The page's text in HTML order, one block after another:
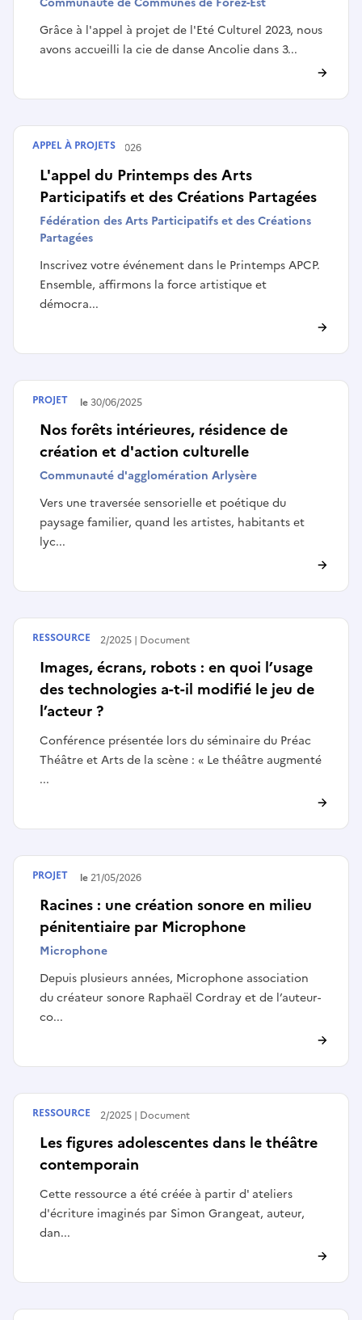
Grâce à l'appel à projet de l'Eté Culturel 2023, nous
avons accueilli la cie de danse Ancolie dans 3...
L'appel du Printemps des Arts
Participatifs et des Créations Partagées
Fédération des Arts Participatifs et des Créations
Partagées
Inscrivez votre événement dans le Printemps APCP.
Ensemble, affirmons la force artistique et
démocra...
Terminé le10/04/2026
APPEL À PROJETS
Nos forêts intérieures, résidence de
création et d'action culturelle
Communauté d'agglomération Arlysère
Vers une traversée sensorielle et poétique du
paysage familier, quand les artistes, habitants et
lyc...
Terminé le30/06/2025
PROJET
Images, écrans, robots : en quoi l’usage
des technologies a-t-il modifié le jeu de
l’acteur ?
Conférence présentée lors du séminaire du Préac
Théâtre et Arts de la scène : « Le théâtre augmenté
...
Publié le19/02/2025 Document
RESSOURCE
Racines : une création sonore en milieu
pénitentiaire par Microphone
Microphone
Depuis plusieurs années, Microphone association
du créateur sonore Raphaël Cordray et de l’auteur-
co...
Terminé le21/05/2026
PROJET
Les figures adolescentes dans le théâtre
contemporain
Cette ressource a été créée à partir d' ateliers
d'écriture imaginés par Simon Grangeat, auteur,
dan...
Publié le24/02/2025 Document
RESSOURCE